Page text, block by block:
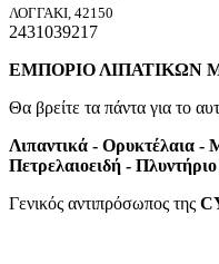
ΛΟΓΓΑΚΙ, 42150
2431039217
ΕΜΠΟΡΙΟ ΛΙΠΑΤΙΚΩΝ
Θα βρείτε τα πάντα για το
Λιπαντικά - Ορυκτέλαια -
Πετρελαιοειδή -
Γενικός αντιπρόσωπος της